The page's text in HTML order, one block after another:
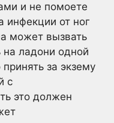
и не помоете
инфекции от ног
может вызвать
на ладони одной
за экзему
с
это должен